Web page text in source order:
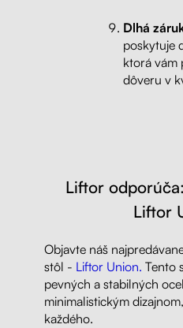
Dlhá
poskytuje
ktorá vám
dôveru v
Liftor
Liftor
Objavte náš
stôl - Liftor Union. Tento
pevných a stabilných
minimalistickým
každého.